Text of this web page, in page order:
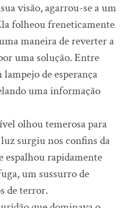
visão, agarrou-se a um
folheou freneticamente
maneira de reverter a
uma solução. Entre
de esperança
uma informação
olhou temerosa para
surgiu nos confins da
espalhou rapidamente
um sussurro de
de terror.